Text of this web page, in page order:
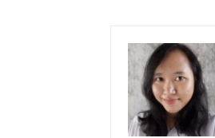
John Kotter指出
Kotter强调，有效
通能力的重要性
了“谁需要沟通”、
识别相关方 列出